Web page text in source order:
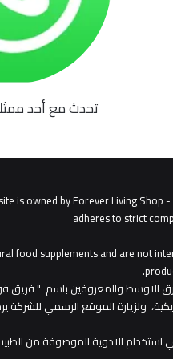
تحدث مع أحد
is owned by Forever Living Shop
adheres to strict
food supplements and are not
فوريفر لبفينج برودكتس في الشرق الاوسط
ولزيارة الموقع الرسمي للشركة
الادوية الموصوفة من